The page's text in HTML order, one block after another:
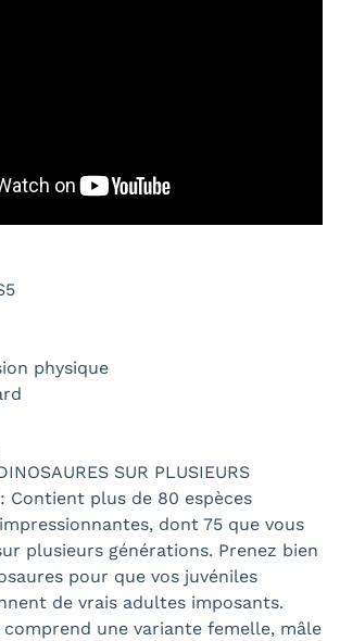
physique
SUR PLUSIEURS
: Contient plus de 80 espèces
dont 75 que vous
plusieurs générations. Prenez bien
pour que vos juvéniles
de vrais adultes imposants.
comprend une variante femelle, mâle